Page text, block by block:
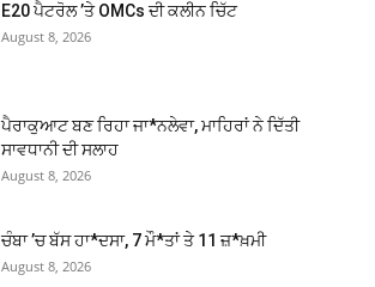
E20 ਪੈਟਰੋਲ ’ਤੇ OMCs ਦੀ ਕਲੀਨ ਚਿੱਟ
August 8, 2026
ਪੈਰਾਕੁਆਟ ਬਣ ਰਿਹਾ ਜਾ*ਨਲੇਵਾ, ਮਾਹਿਰਾਂ ਨੇ ਦਿੱਤੀ
ਸਾਵਧਾਨੀ ਦੀ ਸਲਾਹ
August 8, 2026
ਚੰਬਾ ’ਚ ਬੱਸ ਹਾ*ਦਸਾ, 7 ਮੌ*ਤਾਂ ਤੇ 11 ਜ਼*ਖ਼ਮੀ
August 8, 2026